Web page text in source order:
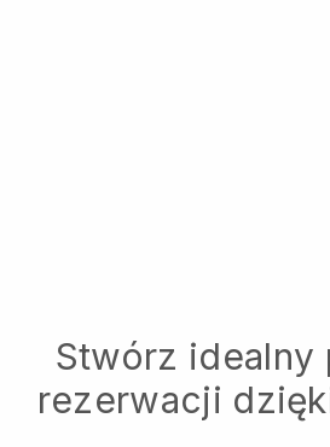
Stwórz idealny
rezerwacji